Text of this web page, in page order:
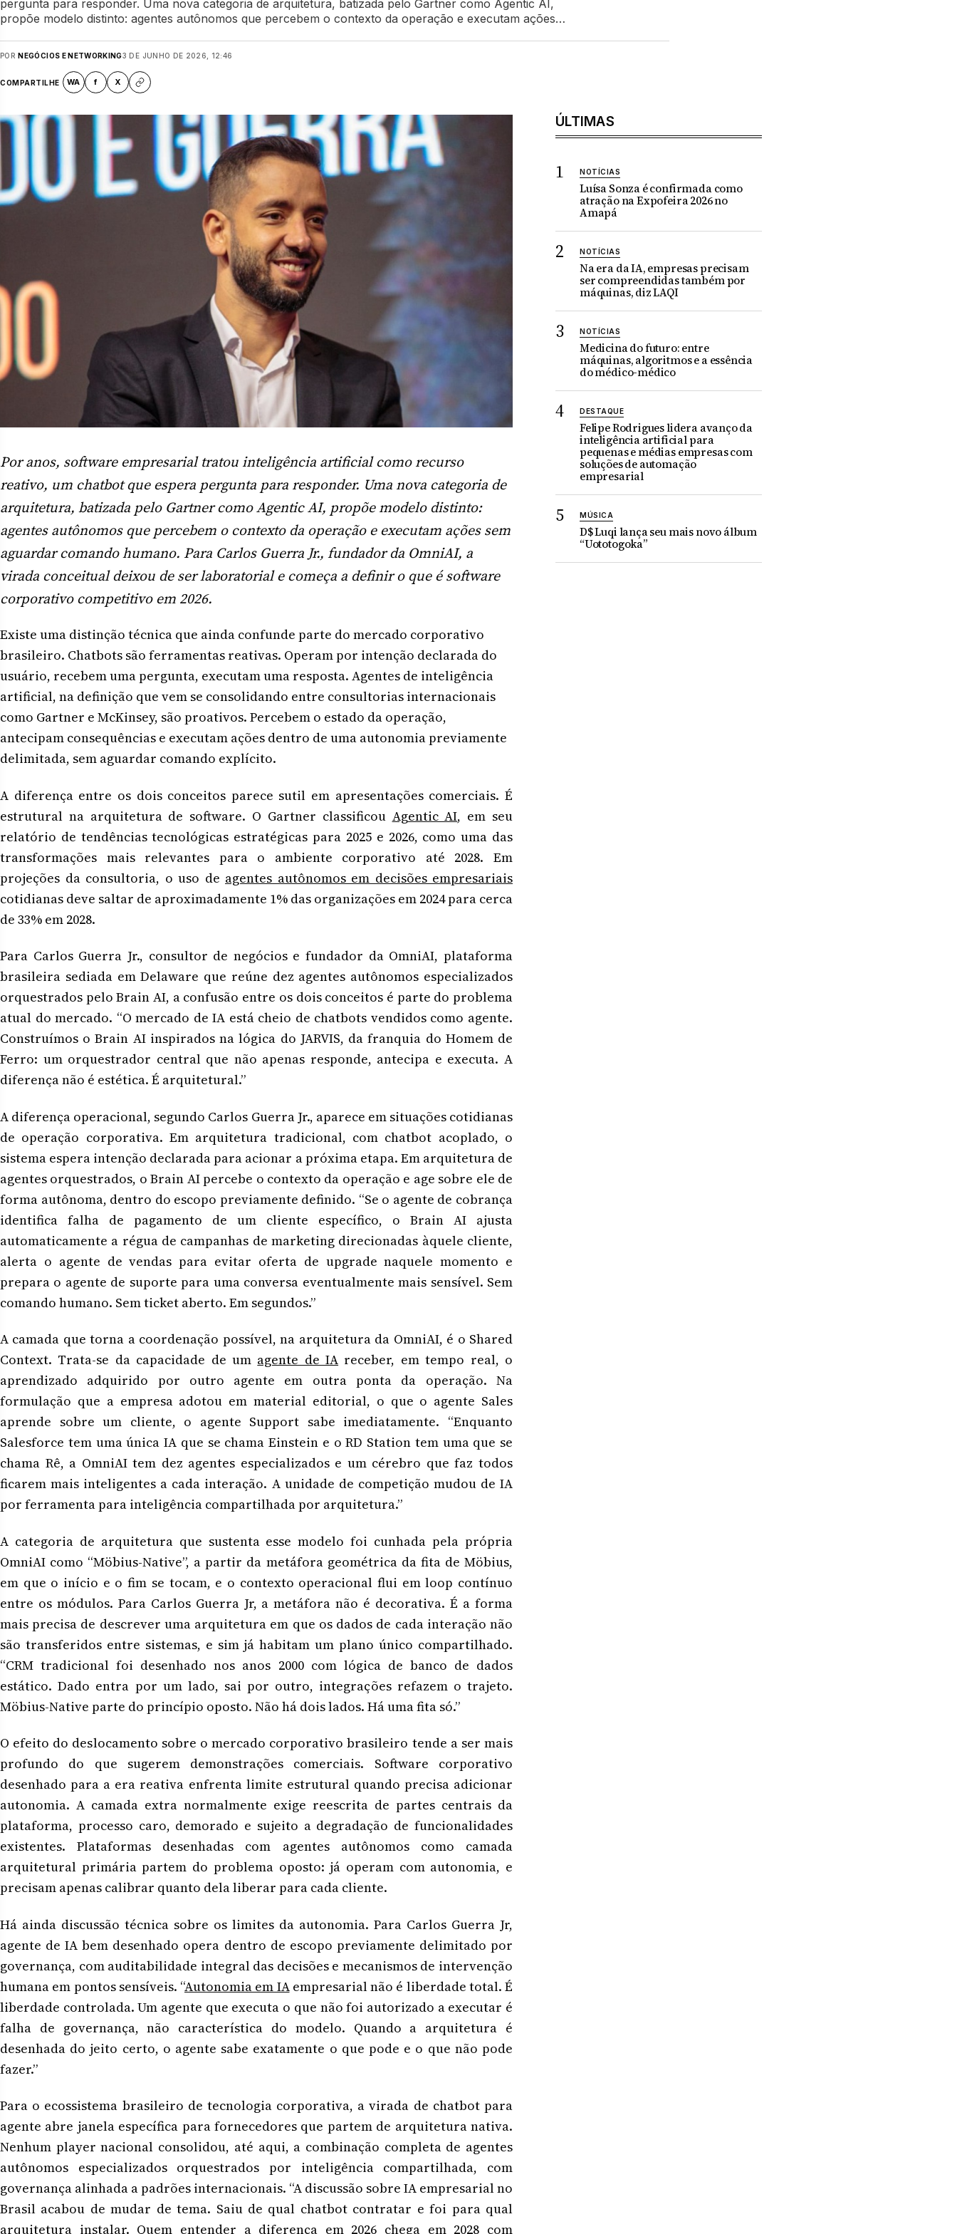
pergunta para responder. Uma nova categoria de arquitetura, batizada pelo Gartner como Agentic AI,
propõe modelo distinto: agentes autônomos que percebem o contexto da operação e executam ações…
POR NEGÓCIOS E NETWORKING3 DE JUNHO DE 2026, 12:46
COMPARTILHE WA f X
Por anos, software empresarial tratou inteligência artificial como recurso
reativo, um chatbot que espera pergunta para responder. Uma nova categoria de
arquitetura, batizada pelo Gartner como Agentic AI, propõe modelo distinto:
agentes autônomos que percebem o contexto da operação e executam ações sem
aguardar comando humano. Para Carlos Guerra Jr., fundador da OmniAI, a
virada conceitual deixou de ser laboratorial e começa a definir o que é software
corporativo competitivo em 2026.
Existe uma distinção técnica que ainda confunde parte do mercado corporativo
brasileiro. Chatbots são ferramentas reativas. Operam por intenção declarada do
usuário, recebem uma pergunta, executam uma resposta. Agentes de inteligência
artificial, na definição que vem se consolidando entre consultorias internacionais
como Gartner e McKinsey, são proativos. Percebem o estado da operação,
antecipam consequências e executam ações dentro de uma autonomia previamente
delimitada, sem aguardar comando explícito.
A diferença entre os dois conceitos parece sutil em apresentações comerciais. É
estrutural na arquitetura de software. O Gartner classificou Agentic AI, em seu
relatório de tendências tecnológicas estratégicas para 2025 e 2026, como uma das
transformações mais relevantes para o ambiente corporativo até 2028. Em
projeções da consultoria, o uso de agentes autônomos em decisões empresariais
cotidianas deve saltar de aproximadamente 1% das organizações em 2024 para cerca
de 33% em 2028.
Para Carlos Guerra Jr., consultor de negócios e fundador da OmniAI, plataforma
brasileira sediada em Delaware que reúne dez agentes autônomos especializados
orquestrados pelo Brain AI, a confusão entre os dois conceitos é parte do problema
atual do mercado. “O mercado de IA está cheio de chatbots vendidos como agente.
Construímos o Brain AI inspirados na lógica do JARVIS, da franquia do Homem de
Ferro: um orquestrador central que não apenas responde, antecipa e executa. A
diferença não é estética. É arquitetural.”
A diferença operacional, segundo Carlos Guerra Jr., aparece em situações cotidianas
de operação corporativa. Em arquitetura tradicional, com chatbot acoplado, o
sistema espera intenção declarada para acionar a próxima etapa. Em arquitetura de
agentes orquestrados, o Brain AI percebe o contexto da operação e age sobre ele de
forma autônoma, dentro do escopo previamente definido. “Se o agente de cobrança
identifica falha de pagamento de um cliente específico, o Brain AI ajusta
automaticamente a régua de campanhas de marketing direcionadas àquele cliente,
alerta o agente de vendas para evitar oferta de upgrade naquele momento e
prepara o agente de suporte para uma conversa eventualmente mais sensível. Sem
comando humano. Sem ticket aberto. Em segundos.”
A camada que torna a coordenação possível, na arquitetura da OmniAI, é o Shared
Context. Trata-se da capacidade de um agente de IA receber, em tempo real, o
aprendizado adquirido por outro agente em outra ponta da operação. Na
formulação que a empresa adotou em material editorial, o que o agente Sales
aprende sobre um cliente, o agente Support sabe imediatamente. “Enquanto
Salesforce tem uma única IA que se chama Einstein e o RD Station tem uma que se
chama Rê, a OmniAI tem dez agentes especializados e um cérebro que faz todos
ficarem mais inteligentes a cada interação. A unidade de competição mudou de IA
por ferramenta para inteligência compartilhada por arquitetura.”
A categoria de arquitetura que sustenta esse modelo foi cunhada pela própria
OmniAI como “Möbius-Native”, a partir da metáfora geométrica da fita de Möbius,
em que o início e o fim se tocam, e o contexto operacional flui em loop contínuo
entre os módulos. Para Carlos Guerra Jr, a metáfora não é decorativa. É a forma
mais precisa de descrever uma arquitetura em que os dados de cada interação não
são transferidos entre sistemas, e sim já habitam um plano único compartilhado.
“CRM tradicional foi desenhado nos anos 2000 com lógica de banco de dados
estático. Dado entra por um lado, sai por outro, integrações refazem o trajeto.
Möbius-Native parte do princípio oposto. Não há dois lados. Há uma fita só.”
O efeito do deslocamento sobre o mercado corporativo brasileiro tende a ser mais
profundo do que sugerem demonstrações comerciais. Software corporativo
desenhado para a era reativa enfrenta limite estrutural quando precisa adicionar
autonomia. A camada extra normalmente exige reescrita de partes centrais da
plataforma, processo caro, demorado e sujeito a degradação de funcionalidades
existentes. Plataformas desenhadas com agentes autônomos como camada
arquitetural primária partem do problema oposto: já operam com autonomia, e
precisam apenas calibrar quanto dela liberar para cada cliente.
Há ainda discussão técnica sobre os limites da autonomia. Para Carlos Guerra Jr,
agente de IA bem desenhado opera dentro de escopo previamente delimitado por
governança, com auditabilidade integral das decisões e mecanismos de intervenção
humana em pontos sensíveis. “Autonomia em IAempresarial não é liberdade total. É
liberdade controlada. Um agente que executa o que não foi autorizado a executar é
falha de governança, não característica do modelo. Quando a arquitetura é
desenhada do jeito certo, o agente sabe exatamente o que pode e o que não pode
fazer.”
Para o ecossistema brasileiro de tecnologia corporativa, a virada de chatbot para
agente abre janela específica para fornecedores que partem de arquitetura nativa.
Nenhum player nacional consolidou, até aqui, a combinação completa de agentes
autônomos especializados orquestrados por inteligência compartilhada, com
governança alinhada a padrões internacionais. “A discussão sobre IA empresarial no
Brasil acabou de mudar de tema. Saiu de qual chatbot contratar e foi para qual
arquitetura instalar. Quem entender a diferença em 2026 chega em 2028 com
ÚLTIMAS
NOTÍCIAS
Luísa Sonza é confirmada como
atração na Expofeira 2026 no
Amapá
NOTÍCIAS
Na era da IA, empresas precisam
ser compreendidas também por
máquinas, diz LAQI
NOTÍCIAS
Medicina do futuro: entre
máquinas, algoritmos e a essência
do médico-médico
DESTAQUE
Felipe Rodrigues lidera avanço da
inteligência artificial para
pequenas e médias empresas com
soluções de automação
empresarial
MÚSICA
D$ Luqi lança seu mais novo álbum
“Uototogoka”